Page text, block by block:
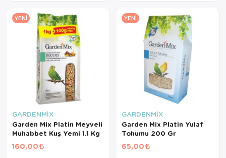
YENI
GARDENMİX
Garden Mix Platin Meyveli
Muhabbet Kuş Yemi 1.1 Kg
160,00
YENI
GARDENMİX
Garden Mix Platin Yulaf
Tohumu 200 Gr
65,00